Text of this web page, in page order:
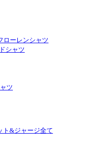
ローレンシャツ
シャツ
ツ
ト&ジャージ全て